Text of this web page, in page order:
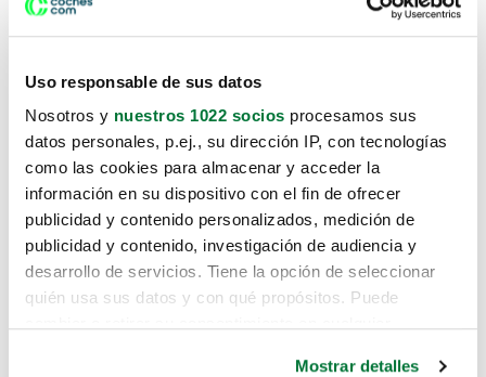
Uso responsable de sus datos
Nosotros y nuestros 1022 socios procesamos sus
datos personales, p.ej., su dirección IP, con tecnologías
como las cookies para almacenar y acceder la
información en su dispositivo con el fin de ofrecer
publicidad y contenido personalizados, medición de
publicidad y contenido, investigación de audiencia y
desarrollo de servicios. Tiene la opción de seleccionar
quién usa sus datos y con qué propósitos. Puede
Mostrar detalles
Lo sentimos, no sabemos como
te hemos traido hasta aquí.
Pero puedes encontrar el coche que estás
buscando en alguno de estos enlaces: